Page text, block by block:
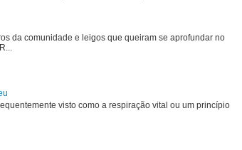
da comunidade e leigos que queiram se aprofundar no
visto como a respiração vital ou um princípio